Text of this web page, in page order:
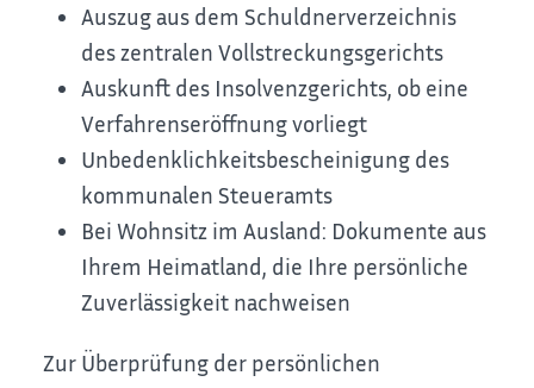
Auszug aus dem Schuldnerverzeichnis
des zentralen Vollstreckungsgerichts
Auskunft des Insolvenzgerichts, ob eine
Verfahrenseröffnung vorliegt
Unbedenklichkeitsbescheinigung des
kommunalen Steueramts
Bei Wohnsitz im Ausland: Dokumente aus
Ihrem Heimatland, die Ihre persönliche
Zuverlässigkeit nachweisen
Zur Überprüfung der persönlichen